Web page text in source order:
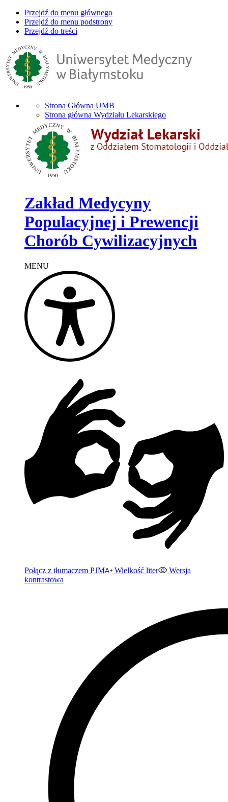
Przejdź do menu głównego
Przejdź do menu podstrony
Przejdź do treści
Strona Główna UMB
Strona główna Wydziału Lekarskiego
Zakład Medycyny
Populacyjnej i Prewencji
Chorób Cywilizacyjnych
MENU
Połącz z tłumaczem PJM Wielkość liter
Wersja
kontrastowa